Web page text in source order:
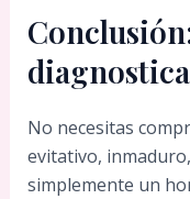
No necesitas
evitativo,
simplemente un